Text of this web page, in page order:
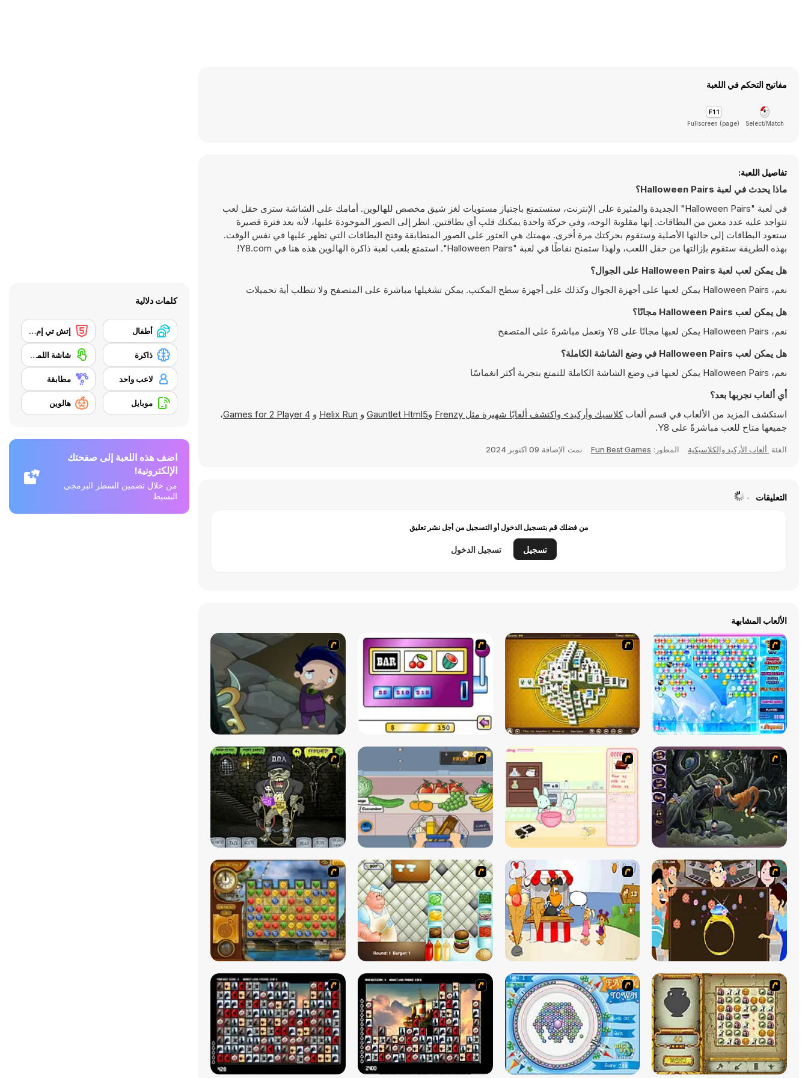
مفاتيح التحكم في اللعبة
Select/Match
Fullscreen (page)
تفاصيل اللعبة:
ماذا يحدث في لعبة Halloween Pairs؟
في لعبة "Halloween Pairs" الجديدة والمثيرة على الإنترنت، ستستمتع باجتياز مستويات لغز شيق مخصص للهالوين. أمامك على الشاشة سترى حقل لعب
تتواجد عليه عدد معين من البطاقات. إنها مقلوبة الوجه، وفي حركة واحدة يمكنك قلب أي بطاقتين. انظر إلى الصور الموجودة عليها، لأنه بعد فترة قصيرة
ستعود البطاقات إلى حالتها الأصلية وستقوم بحركتك مرة أخرى. مهمتك هي العثور على الصور المتطابقة وفتح البطاقات التي تظهر عليها في نفس الوقت.
بهذه الطريقة ستقوم بإزالتها من حقل اللعب، ولهذا ستمنح نقاطًا في لعبة "Halloween Pairs". استمتع بلعب لعبة ذاكرة الهالوين هذه هنا في Y8.com!
هل يمكن لعب لعبة Halloween Pairs على الجوال؟
نعم، Halloween Pairs يمكن لعبها على أجهزة الجوال وكذلك على أجهزة سطح المكتب. يمكن تشغيلها مباشرة على المتصفح ولا تتطلب أية تحميلات
هل يمكن لعب Halloween Pairs مجانًا؟
نعم، Halloween Pairs يمكن لعبها مجانًا على Y8 وتعمل مباشرةً على المتصفح
هل يمكن لعب Halloween Pairs في وضع الشاشة الكاملة؟
نعم، Halloween Pairs يمكن لعبها في وضع الشاشة الكاملة للتمتع بتجربة أكثر انغماسًا
أي ألعاب نجربها بعد؟
استكشف المزيد من الألعاب في قسم ألعابكلاسيك وأركيد> واكتشف ألعابًا شهيرة مثل Frenzy وGauntlet Html5 و Helix Run و 4 Games for 2 Player
،
جميعها متاح للعب مباشرةً على Y8.
الفئة ألعاب الأركيد والكلاسيكية المطور: Fun Best Games تمت الإضافة 09 اكتوبر 2024
التعليقات
من فضلك قم بتسجيل الدخول أو التسجيل من أجل نشر تعليق
تسجيل تسجيل الدخول
الألعاب المشابهة
كلمات دلالية
أطفال إتش تي إم إل 5
ذاكرة شاشة اللمس
لاعب واحد مطابقة
موبايل هالوين
اضف هذه اللعبة إلى صفحتك
الإلكترونية!
من خلال تضمين السطر البرمجي
البسيط